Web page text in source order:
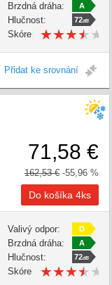
Brzdná dráha: A
Hlučnost: 72dB
Skóre
★★★★★
★★★★★
Přidat ke srovnání
71,58 €
162,53 € -55,96 %
Valivý odpor: D
Brzdná dráha: A
Hlučnost: 72dB
Skóre
★★★★★
★★★★★